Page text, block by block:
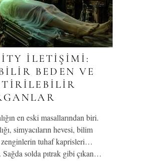
İLETIŞIMI:
BEDEN VE
en eski masallarından biri.
simyacıların hevesi, bilim
zenginlerin tuhaf kaprisleri…
solda pıtrak gibi çıkan…